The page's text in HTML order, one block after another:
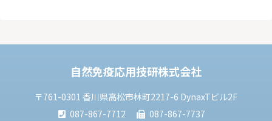
自然免疫応用技研株式会社
〒761-0301 香川県高松市林町2217-6 DynaxTビル2F
087-867-7712
087-867-7737